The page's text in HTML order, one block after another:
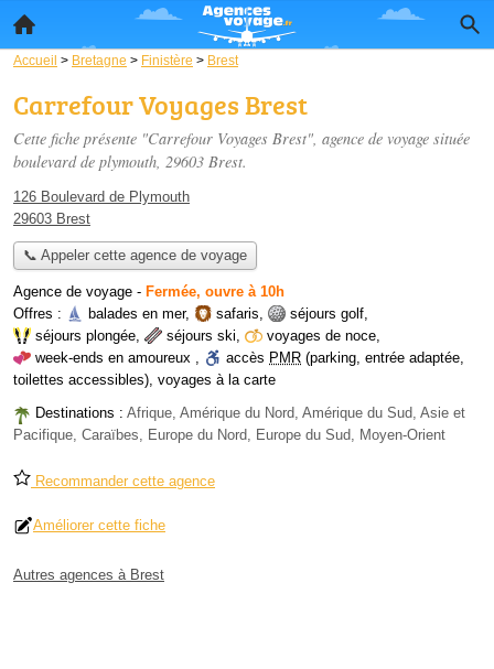
Accueil > Bretagne > Finistère > Brest
Carrefour Voyages Brest
Cette fiche présente "Carrefour Voyages Brest", agence de voyage située
boulevard de plymouth, 29603 Brest.
126 Boulevard de Plymouth
29603 Brest
📞 Appeler cette agence de voyage
Agence de voyage - Fermée, ouvre à 10h
Offres :
balades en mer, safaris, séjours golf,
séjours plongée, séjours ski, voyages de noce,
week-ends en amoureux , accès PMR (parking, entrée adaptée,
toilettes accessibles), voyages à la carte
Destinations : Afrique, Amérique du Nord, Amérique du Sud, Asie et
Pacifique, Caraïbes, Europe du Nord, Europe du Sud, Moyen-Orient
Recommander cette agence
Améliorer cette fiche
Autres agences à Brest